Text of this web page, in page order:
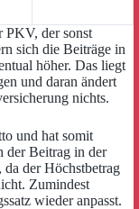
PKV, der sonst
sich die Beiträge in
höher. Das liegt
und daran ändert
nichts.
und hat somit
der Beitrag in der
der Höchstbetrag
Zumindest
wieder anpasst.